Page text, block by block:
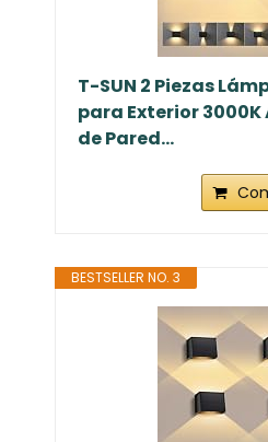
T-SUN 2 Piezas
para Exterior
de Pared...
BESTSELLER NO. 3